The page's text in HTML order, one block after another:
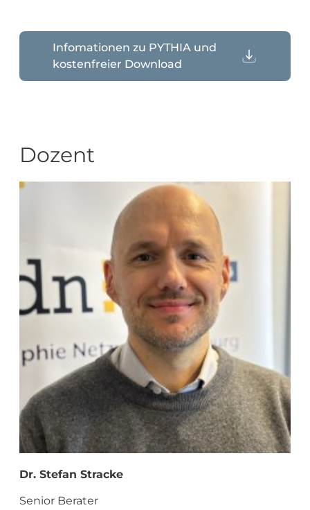
Infomationen zu PYTHIA und
kostenfreier Download
Dozent
Dr. Stefan Stracke
Senior Berater